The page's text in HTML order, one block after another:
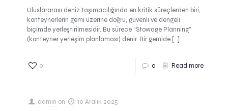
Uluslararası deniz taşımacılığında en kritik süreçlerden biri,
konteynerlerin gemi üzerine doğru, güvenli ve dengeli
biçimde yerleştirilmesidir. Bu sürece “Stowage Planning”
(konteyner yerleşim planlaması) denir. Bir gemide […]
0 0 Read more
admin on 10 Aralık 2025